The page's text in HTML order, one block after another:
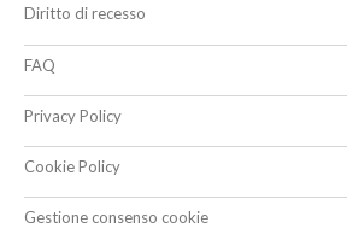
Diritto di recesso
FAQ
Privacy Policy
Cookie Policy
Gestione consenso cookie